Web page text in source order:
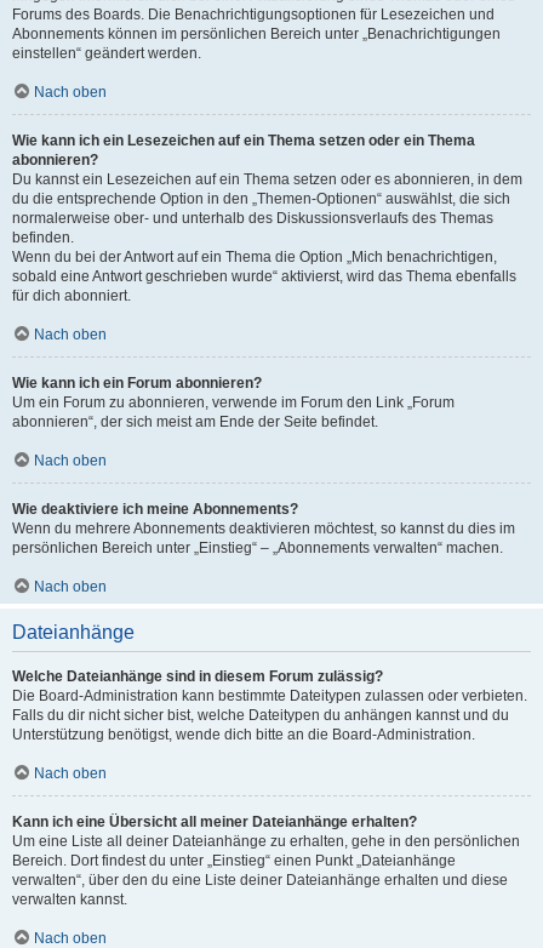
Forums des Boards. Die Benachrichtigungsoptionen für Lesezeichen und
Abonnements können im persönlichen Bereich unter „Benachrichtigungen
einstellen“ geändert werden.
Nach oben
Wie kann ich ein Lesezeichen auf ein Thema setzen oder ein Thema
abonnieren?
Du kannst ein Lesezeichen auf ein Thema setzen oder es abonnieren, in dem
du die entsprechende Option in den „Themen-Optionen“ auswählst, die sich
normalerweise ober- und unterhalb des Diskussionsverlaufs des Themas
befinden.
Wenn du bei der Antwort auf ein Thema die Option „Mich benachrichtigen,
sobald eine Antwort geschrieben wurde“ aktivierst, wird das Thema ebenfalls
für dich abonniert.
Nach oben
Wie kann ich ein Forum abonnieren?
Um ein Forum zu abonnieren, verwende im Forum den Link „Forum
abonnieren“, der sich meist am Ende der Seite befindet.
Nach oben
Wie deaktiviere ich meine Abonnements?
Wenn du mehrere Abonnements deaktivieren möchtest, so kannst du dies im
persönlichen Bereich unter „Einstieg“ – „Abonnements verwalten“ machen.
Nach oben
Dateianhänge
Welche Dateianhänge sind in diesem Forum zulässig?
Die Board-Administration kann bestimmte Dateitypen zulassen oder verbieten.
Falls du dir nicht sicher bist, welche Dateitypen du anhängen kannst und du
Unterstützung benötigst, wende dich bitte an die Board-Administration.
Nach oben
Kann ich eine Übersicht all meiner Dateianhänge erhalten?
Um eine Liste all deiner Dateianhänge zu erhalten, gehe in den persönlichen
Bereich. Dort findest du unter „Einstieg“ einen Punkt „Dateianhänge
verwalten“, über den du eine Liste deiner Dateianhänge erhalten und diese
verwalten kannst.
Nach oben